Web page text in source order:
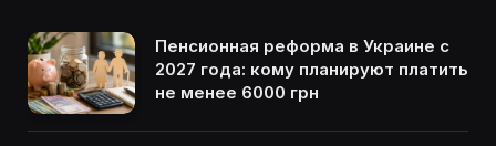
Пенсионная реформа в Украине с
2027 года: кому планируют платить
не менее 6000 грн